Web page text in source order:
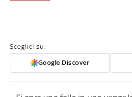
Sceglici su:
Google Discover